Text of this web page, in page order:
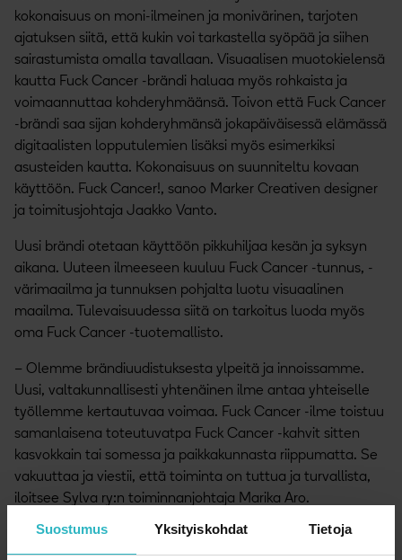
Suostumus Yksityiskohdat Tietoja
kokonaisuus on moni-ilmeinen ja monivärinen, tarjoten
ajatuksen siitä, että kukin voi tarkastella syöpää ja siihen
sairastumista omalla tavallaan. Visuaalisen muotokielensä
kautta Fuck Cancer -brändi haluaa myös rohkaista ja
voimaannuttaa kohderyhmäänsä. Toivon että Fuck Cancer
-brändi saa sijan kohderyhmänsä jokapäiväisessä elämässä
digitaalisten lopputulemien lisäksi myös esimerkiksi
asusteiden kautta. Kokonaisuus on suunniteltu kovaan
käyttöön. Fuck Cancer!, sanoo Marker Creativen designer
ja toimitusjohtaja Jaakko Vanto.
Uusi brändi otetaan käyttöön pikkuhiljaa kesän ja syksyn
aikana. Uuteen ilmeeseen kuuluu Fuck Cancer -tunnus, -
värimaailma ja tunnuksen pohjalta luotu visuaalinen
maailma. Tulevaisuudessa siitä on tarkoitus luoda myös
oma Fuck Cancer -tuotemallisto.
– Olemme brändiuudistuksesta ylpeitä ja innoissamme.
Uusi, valtakunnallisesti yhtenäinen ilme antaa yhteiselle
työllemme kertautuvaa voimaa. Fuck Cancer -ilme toistuu
samanlaisena toteutuvatpa Fuck Cancer -kahvit sitten
kasvokkain tai somessa ja paikkakunnasta riippumatta. Se
vakuuttaa ja viestii, että toiminta on tuttua ja turvallista,
iloitsee Sylva ry:n toiminnanjohtaja Marika Aro.
Uuteen brändiin pääset tutustumaan pian
Fuck Cancer
Suomi -FacebookissajaInstagramissa.